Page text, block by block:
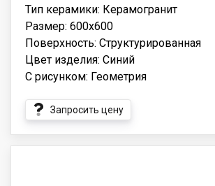
Тип керамики: Керамогранит
Размер: 600x600
Поверхность: Структурированная
Цвет изделия: Синий
С рисунком: Геометрия
Запросить цену